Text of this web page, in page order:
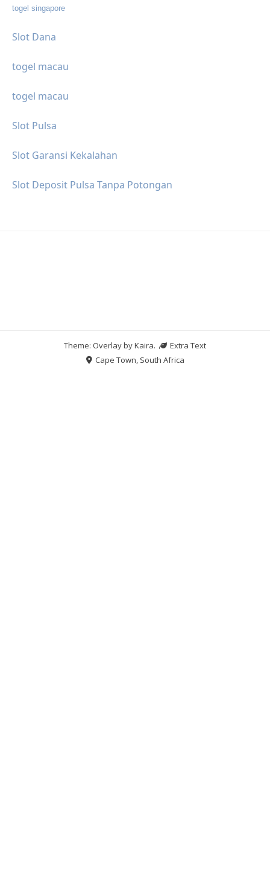
togel singapore
Slot Dana
togel macau
togel macau
Slot Pulsa
Slot Garansi Kekalahan
Slot Deposit Pulsa Tanpa Potongan
Theme: Overlay byKaira.
Extra Text
Cape Town, South Africa